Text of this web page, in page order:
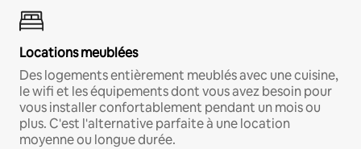
Locations meublées
Des logements entièrement meublés avec une cuisine,
le wifi et les équipements dont vous avez besoin pour
vous installer confortablement pendant un mois ou
plus. C'est l'alternative parfaite à une location
moyenne ou longue durée.